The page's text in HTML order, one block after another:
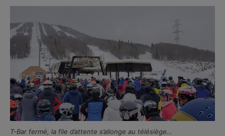
T-Bar fermé, la file d’attente s’allonge au télésiège…